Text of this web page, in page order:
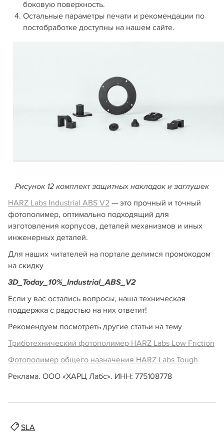
боковую поверхность.
Остальные параметры печати и рекомендации по
постобработке доступны на нашем сайте.
Рисунок 12 комплект защитных накладок и заглушек
HARZ Labs Industrial ABS V2 — это прочный и точный
фотополимер, оптимально подходящий для
изготовления корпусов, деталей механизмов и иных
инженерных деталей.
Для наших читателей на портале делимся промокодом
на скидку
3D_Today_10%_Industrial_ABS_V2
Если у вас остались вопросы, наша техническая
поддержка с радостью на них ответит!
Рекомендуем посмотреть другие статьи на тему
Триботехнический фотополимер HARZ Labs Low Friction
Фотополимер общего назначения HARZ Labs Tough
Реклама. ООО «ХАРЦ Лабс». ИНН: 775108778
SLA